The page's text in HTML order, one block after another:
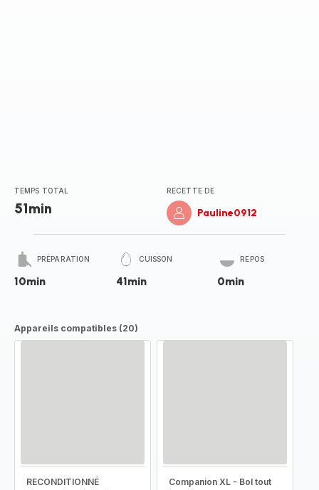
TEMPS TOTAL
51min
RECETTE DE
Pauline0912
PRÉPARATION
10min
CUISSON
41min
REPOS
0min
Appareils compatibles (20)
RECONDITIONNÉ
Companion XL - Bol tout